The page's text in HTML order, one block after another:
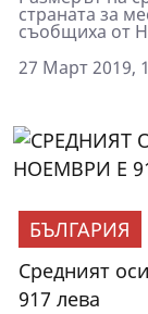
страната за
съобщиха от
27 Март 2019,
БЪЛГАРИЯ
Средният
917 лева